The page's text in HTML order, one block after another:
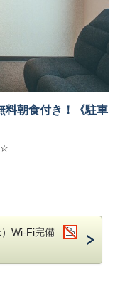
料朝食付き！《駐車
☆
ては予めご連絡くださ
了承ください。
ンナップ！
Wi-Fi完備